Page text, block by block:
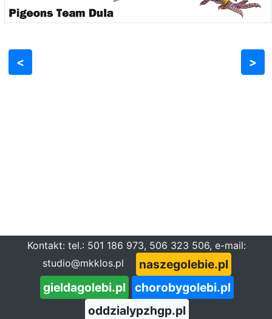
< >
Zgłoś opis zdjęcia
Kontakt: tel.: 501 186 973, 506 323 506, e-mail:
studio@mkklos.pl
naszegolebie.pl
gieldagolebi.pl
chorobygolebi.pl
oddzialypzhgp.pl